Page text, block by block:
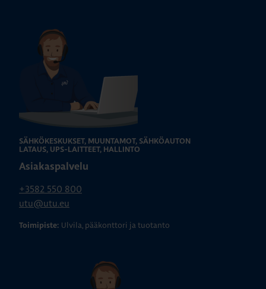
SÄHKÖKESKUKSET, MUUNTAMOT, SÄHKÖAUTON
LATAUS, UPS-LAITTEET, HALLINTO
Asiakaspalvelu
+3582 550 800
utu@utu.eu
Toimipiste: Ulvila, pääkonttori ja tuotanto